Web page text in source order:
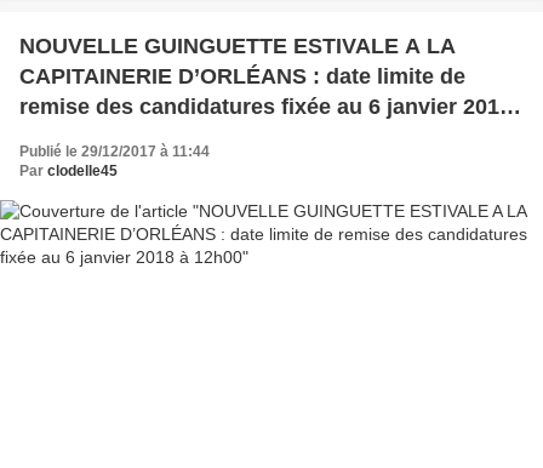
NOUVELLE GUINGUETTE ESTIVALE A LA
CAPITAINERIE D’ORLÉANS : date limite de
remise des candidatures fixée au 6 janvier 2018
Publié le 29/12/2017 à 11:44
Par clodelle45